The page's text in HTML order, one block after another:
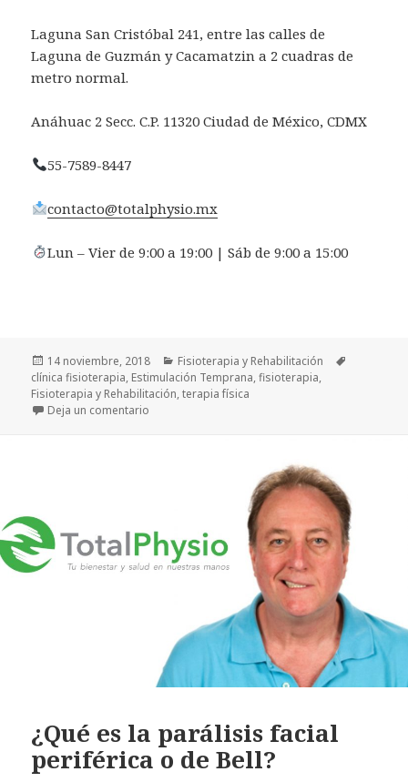
Laguna San Cristóbal 241, entre las calles de
Laguna de Guzmán y Cacamatzin a 2 cuadras de
metro normal.
Anáhuac 2 Secc. C.P. 11320 Ciudad de México, CDMX
55-7589-8447
contacto@totalphysio.mx
Lun – Vier de 9:00 a 19:00 | Sáb de 9:00 a 15:00
Publicado
el
14 noviembre, 2018 Categorías
Fisioterapia y Rehabilitación
clínica fisioterapia, Estimulación Temprana,fisioterapia,
Fisioterapia y Rehabilitación,terapia física
Deja un comentario
¿Qué es la parálisis facial
periférica o de Bell?